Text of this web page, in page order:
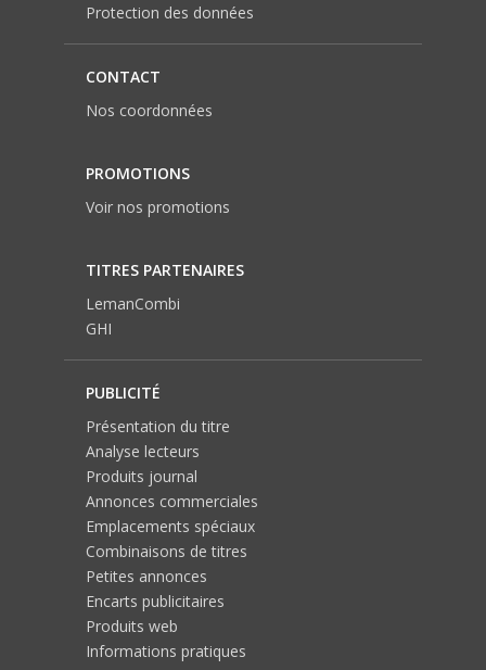
Protection des données
CONTACT
Nos coordonnées
PROMOTIONS
Voir nos promotions
TITRES PARTENAIRES
LemanCombi
GHI
PUBLICITÉ
Présentation du titre
Analyse lecteurs
Produits journal
Annonces commerciales
Emplacements spéciaux
Combinaisons de titres
Petites annonces
Encarts publicitaires
Produits web
Informations pratiques